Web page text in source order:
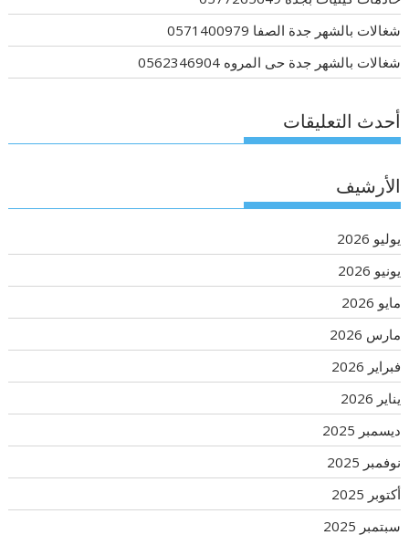
شغالات بالشهر جدة الصفا 0571400979
شغالات بالشهر جدة حى المروه 0562346904
أحدث التعليقات
الأرشيف
يوليو 2026
يونيو 2026
مايو 2026
مارس 2026
فبراير 2026
يناير 2026
ديسمبر 2025
نوفمبر 2025
أكتوبر 2025
سبتمبر 2025